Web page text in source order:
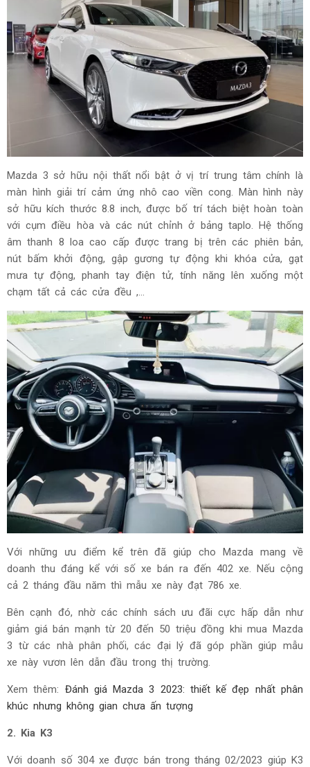
Mazda 3 sở hữu nội thất nổi bật ở vị trí trung tâm chính là
màn hình giải trí cảm ứng nhô cao viền cong. Màn hình này
sở hữu kích thước 8.8 inch, được bố trí tách biệt hoàn toàn
với cụm điều hòa và các nút chỉnh ở bảng taplo. Hệ thống
âm thanh 8 loa cao cấp được trang bị trên các phiên bản,
nút bấm khởi động, gập gương tự động khi khóa cửa, gạt
mưa tự động, phanh tay điện tử, tính năng lên xuống một
chạm tất cả các cửa đều ,...
Với những ưu điểm kể trên đã giúp cho Mazda mang về
doanh thu đáng kể với số xe bán ra đến 402 xe. Nếu cộng
cả 2 tháng đầu năm thì mẫu xe này đạt 786 xe.
Bên cạnh đó, nhờ các chính sách ưu đãi cực hấp dẫn như
giảm giá bán mạnh từ 20 đến 50 triệu đồng khi mua Mazda
3 từ các nhà phân phối, các đại lý đã góp phần giúp mẫu
xe này vươn lên dẫn đầu trong thị trường.
Xem thêm: Đánh giá Mazda 3 2023: thiết kế đẹp nhất phân
khúc nhưng không gian chưa ấn tượng
2. Kia K3
Với doanh số 304 xe được bán trong tháng 02/2023 giúp K3